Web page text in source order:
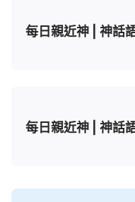
每日親近神 | 神話
每日親近神 | 神話